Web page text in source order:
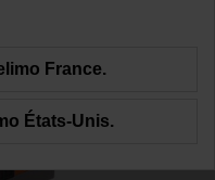
France.
États-Unis.